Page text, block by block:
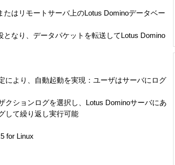
はリモートサーバ上のLotus Dominoデータベー
となり、データパケットを転送してLotus Domino
により、自動起動を実現：ユーザはサーバにログ
クションログを選択し、Lotus Dominoサーバにあ
して繰り返し実行可能
for Linux